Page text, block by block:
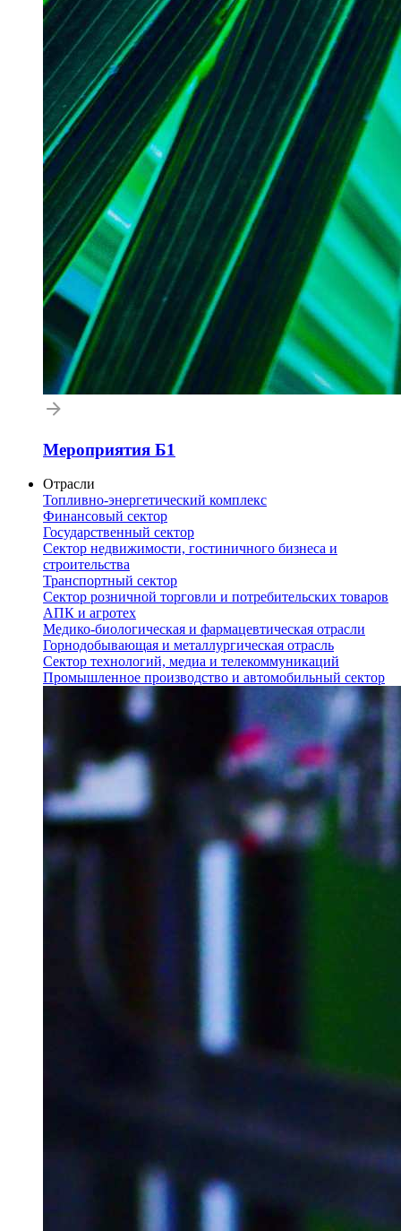
Мероприятия Б1
Отрасли
Топливно-энергетический комплекс
Финансовый сектор
Государственный сектор
Сектор недвижимости, гостиничного бизнеса и
строительства
Транспортный сектор
Сектор розничной торговли и потребительских товаров
АПК и агротех
Медико-биологическая и фармацевтическая отрасли
Горнодобывающая и металлургическая отрасль
Сектор технологий, медиа и телекоммуникаций
Промышленное производство и автомобильный сектор